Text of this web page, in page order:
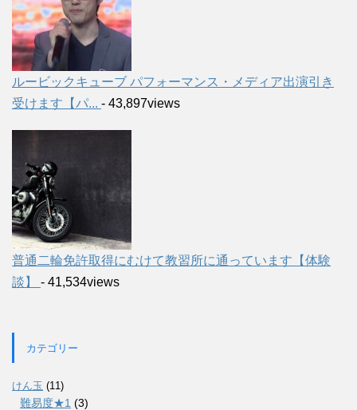
ルービックキューブ パフォーマンス・メディア出演引き
受けます【パ... - 43,897views
普通二輪免許取得にむけて教習所に通っています【体験
談】 - 41,534views
カテゴリー
けん玉 (11)
難易度★1 (3)